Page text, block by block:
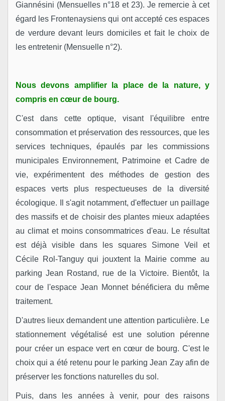
Giannésini (Mensuelles n°18 et 23). Je remercie à cet
égard les Frontenaysiens qui ont accepté ces espaces
de verdure devant leurs domiciles et fait le choix de
les entretenir (Mensuelle n°2).
Nous devons amplifier la place de la nature, y
compris en cœur de bourg.
C'est dans cette optique, visant l'équilibre entre
consommation et préservation des ressources, que les
services techniques, épaulés par les commissions
municipales Environnement, Patrimoine et Cadre de
vie, expérimentent des méthodes de gestion des
espaces verts plus respectueuses de la diversité
écologique. Il s'agit notamment, d'effectuer un paillage
des massifs et de choisir des plantes mieux adaptées
au climat et moins consommatrices d'eau. Le résultat
est déjà visible dans les squares Simone Veil et
Cécile Rol­-Tanguy qui jouxtent la Mairie comme au
parking Jean Rostand, rue de la Victoire. Bientôt, la
cour de l'espace Jean Monnet bénéficiera du même
traitement.
D'autres lieux demandent une attention particulière. Le
stationnement végétalisé est une solution pérenne
pour créer un espace vert en cœur de bourg. C'est le
choix qui a été retenu pour le parking Jean Zay afin de
préserver les fonctions naturelles du sol.
Puis, dans les années à venir, pour des raisons